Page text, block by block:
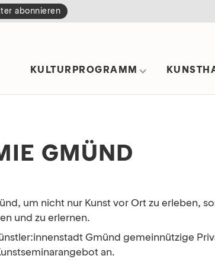
abonnieren
KULTURPROGRAMM
GMÜND
um nicht nur Kunst vor Ort zu erleben,
und zu erlernen.
Gmünd gemeinnützige
an.